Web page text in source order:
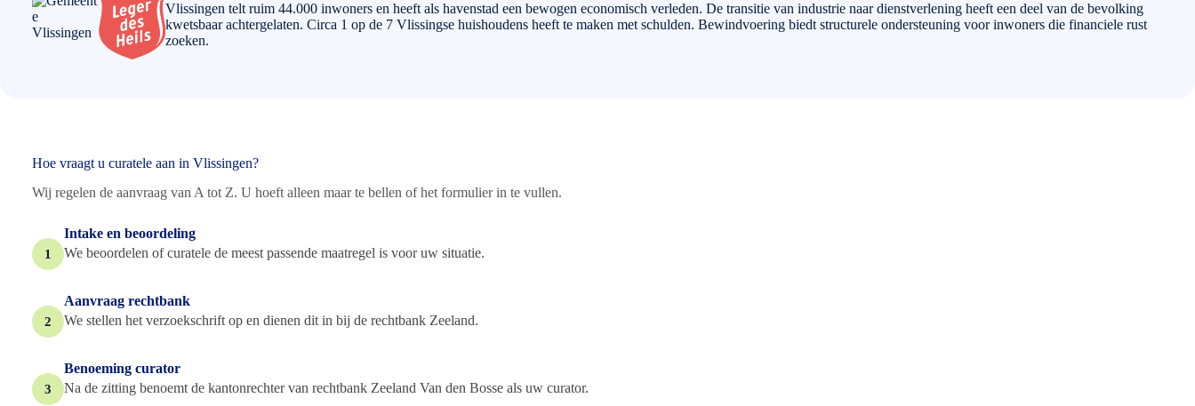
Vlissingen telt ruim 44.000 inwoners en heeft als havenstad een bewogen economisch verleden. De transitie van industrie naar dienstverlening heeft een deel van de bevolking
kwetsbaar achtergelaten. Circa 1 op de 7 Vlissingse huishoudens heeft te maken met schulden. Bewindvoering biedt structurele ondersteuning voor inwoners die financiele rust
zoeken.
Hoe vraagt u curatele aan in Vlissingen?
Wij regelen de aanvraag van A tot Z. U hoeft alleen maar te bellen of het formulier in te vullen.
1
Intake en beoordeling
We beoordelen of curatele de meest passende maatregel is voor uw situatie.
2
Aanvraag rechtbank
We stellen het verzoekschrift op en dienen dit in bij de rechtbank Zeeland.
3
Benoeming curator
Na de zitting benoemt de kantonrechter van rechtbank Zeeland Van den Bosse als uw curator.